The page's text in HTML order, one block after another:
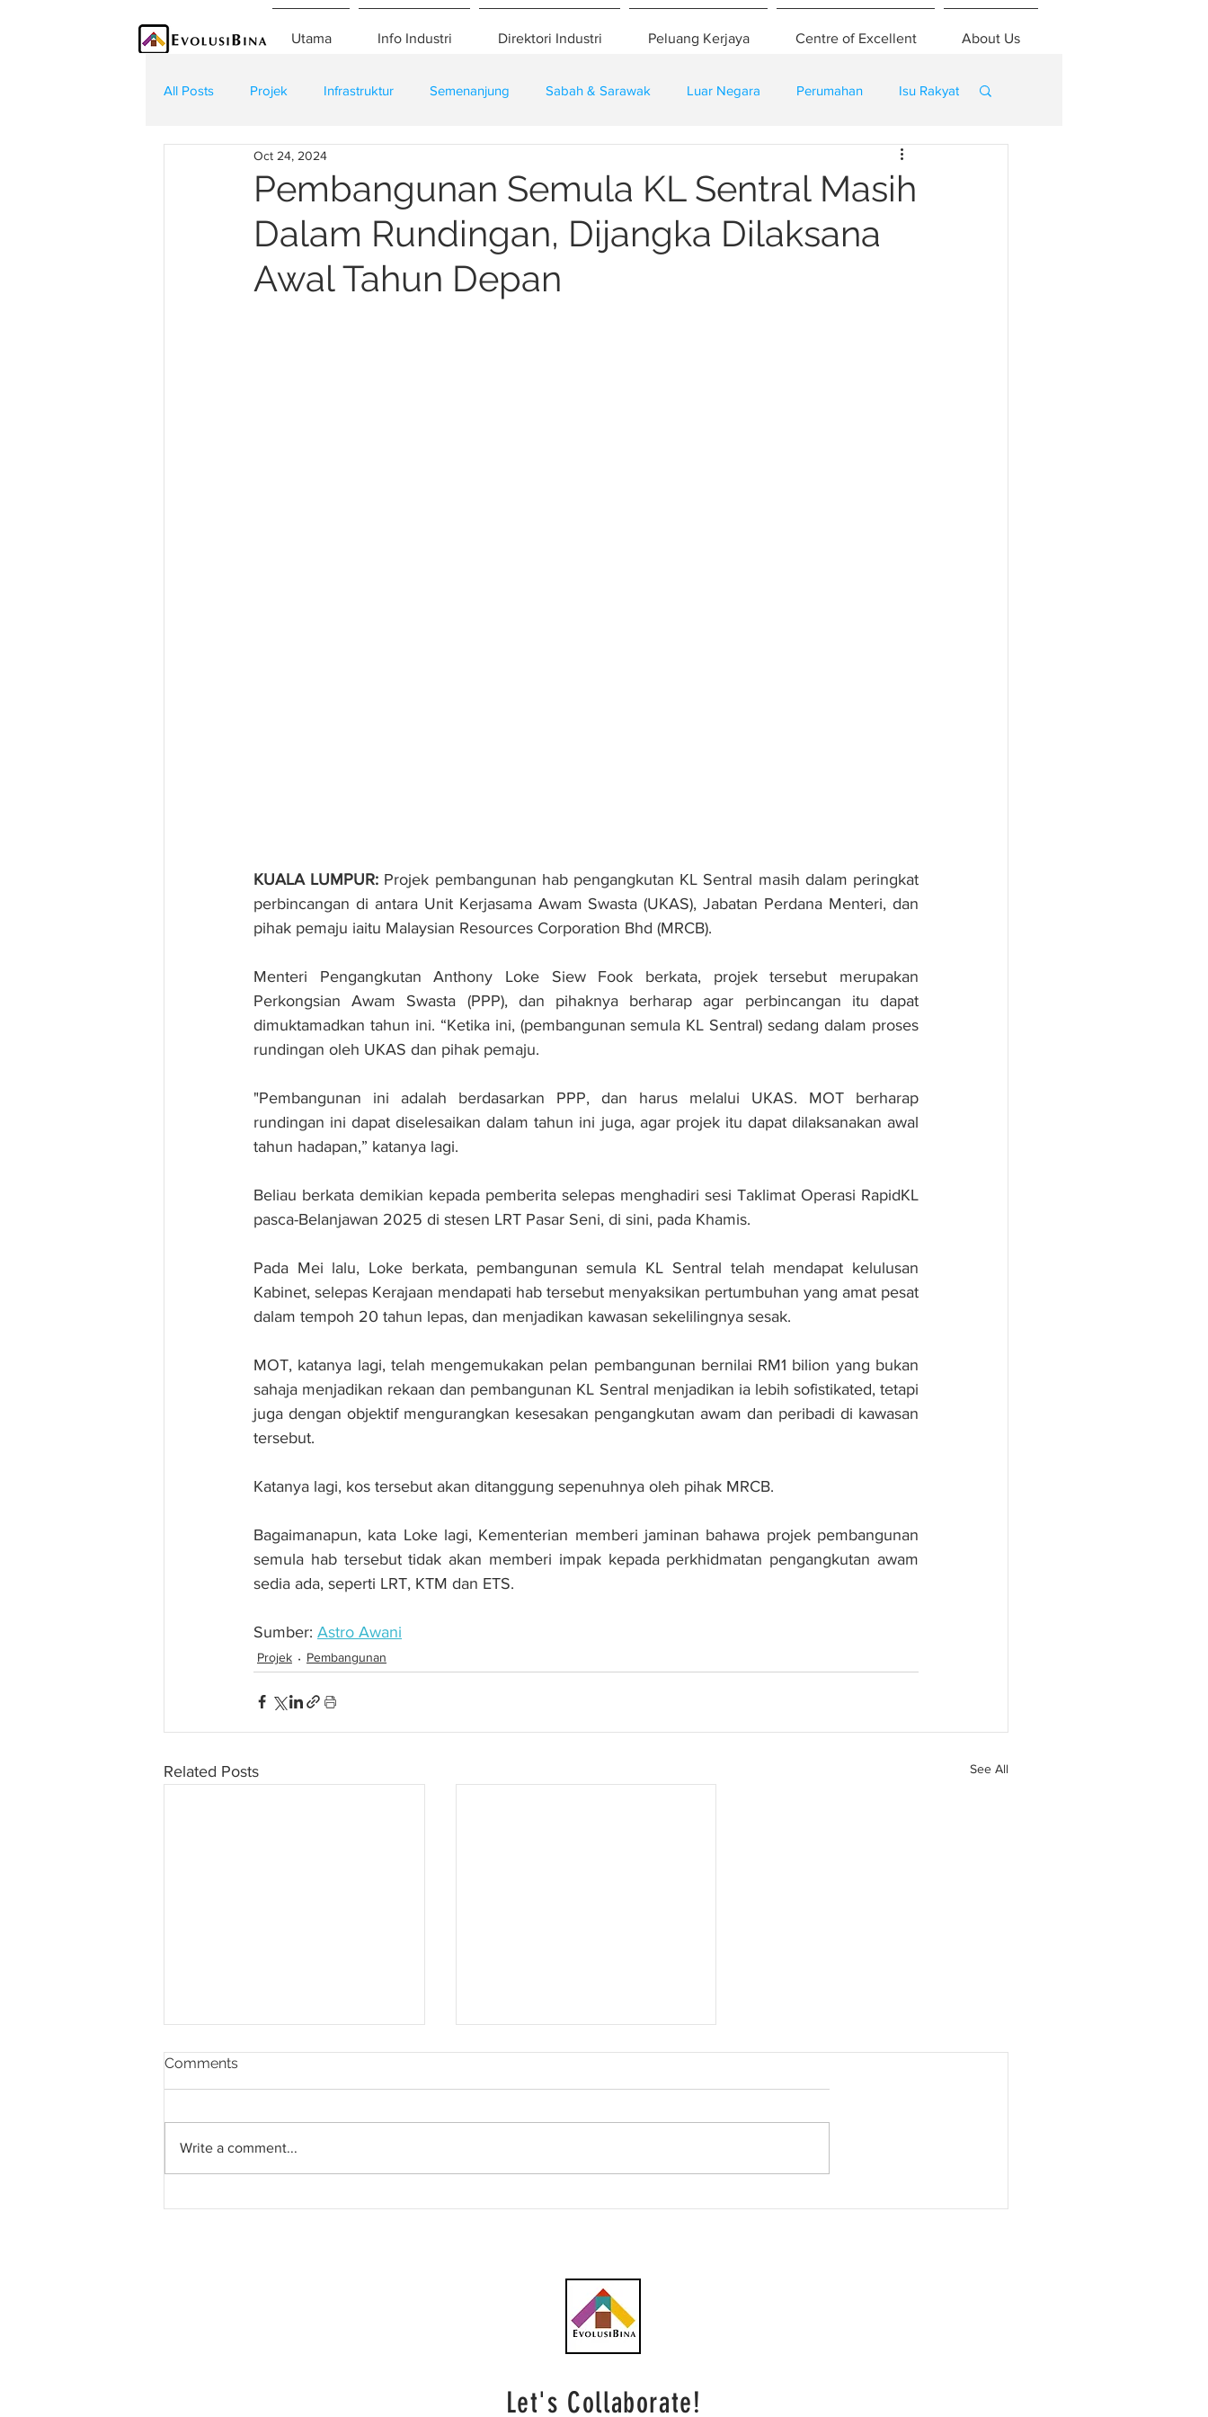
Utama Info Industri Direktori Industri Peluang Kerjaya Centre of Excellent About Us
All Posts Projek Infrastruktur Semenanjung Sabah & Sarawak Luar Negara Perumahan Isu Rakyat
Teknologi Kontraktor
Pembangunan Semula KL Sentral Masih
Dalam Rundingan, Dijangka Dilaksana
Awal Tahun Depan
Oct 24, 2024
KUALA LUMPUR: Projek pembangunan hab pengangkutan KL Sentral masih dalam peringkat
perbincangan di antara Unit Kerjasama Awam Swasta (UKAS), Jabatan Perdana Menteri, dan
pihak pemaju iaitu Malaysian Resources Corporation Bhd (MRCB).
Menteri Pengangkutan Anthony Loke Siew Fook berkata, projek tersebut merupakan
Perkongsian Awam Swasta (PPP), dan pihaknya berharap agar perbincangan itu dapat
dimuktamadkan tahun ini. “Ketika ini, (pembangunan semula KL Sentral) sedang dalam proses
rundingan oleh UKAS dan pihak pemaju.
"Pembangunan ini adalah berdasarkan PPP, dan harus melalui UKAS. MOT berharap
rundingan ini dapat diselesaikan dalam tahun ini juga, agar projek itu dapat dilaksanakan awal
tahun hadapan,” katanya lagi.
Beliau berkata demikian kepada pemberita selepas menghadiri sesi Taklimat Operasi RapidKL
pasca-Belanjawan 2025 di stesen LRT Pasar Seni, di sini, pada Khamis.
Pada Mei lalu, Loke berkata, pembangunan semula KL Sentral telah mendapat kelulusan
Kabinet, selepas Kerajaan mendapati hab tersebut menyaksikan pertumbuhan yang amat pesat
dalam tempoh 20 tahun lepas, dan menjadikan kawasan sekelilingnya sesak.
MOT, katanya lagi, telah mengemukakan pelan pembangunan bernilai RM1 bilion yang bukan
sahaja menjadikan rekaan dan pembangunan KL Sentral menjadikan ia lebih sofistikated, tetapi
juga dengan objektif mengurangkan kesesakan pengangkutan awam dan peribadi di kawasan
tersebut.
Katanya lagi, kos tersebut akan ditanggung sepenuhnya oleh pihak MRCB.
Bagaimanapun, kata Loke lagi, Kementerian memberi jaminan bahawa projek pembangunan
semula hab tersebut tidak akan memberi impak kepada perkhidmatan pengangkutan awam
sedia ada, seperti LRT, KTM dan ETS.
Sumber: Astro Awani
Projek Pembangunan
Related Posts See All
Comments
Write a comment...
Let's Collaborate!